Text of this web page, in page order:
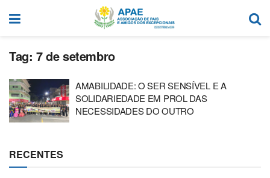
Tag: 7 de setembro
AMABILIDADE: O SER SENSÍVEL E A
SOLIDARIEDADE EM PROL DAS
NECESSIDADES DO OUTRO
RECENTES